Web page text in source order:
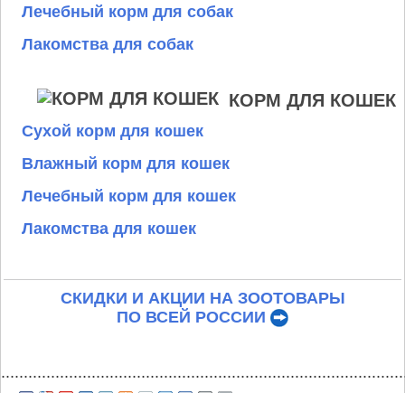
Лечебный корм для собак
Лакомства для собак
КОРМ ДЛЯ КОШЕК
Сухой корм для кошек
Влажный корм для кошек
Лечебный корм для кошек
Лакомства для кошек
СКИДКИ И АКЦИИ НА ЗООТОВАРЫ
ПО ВСЕЙ РОССИИ